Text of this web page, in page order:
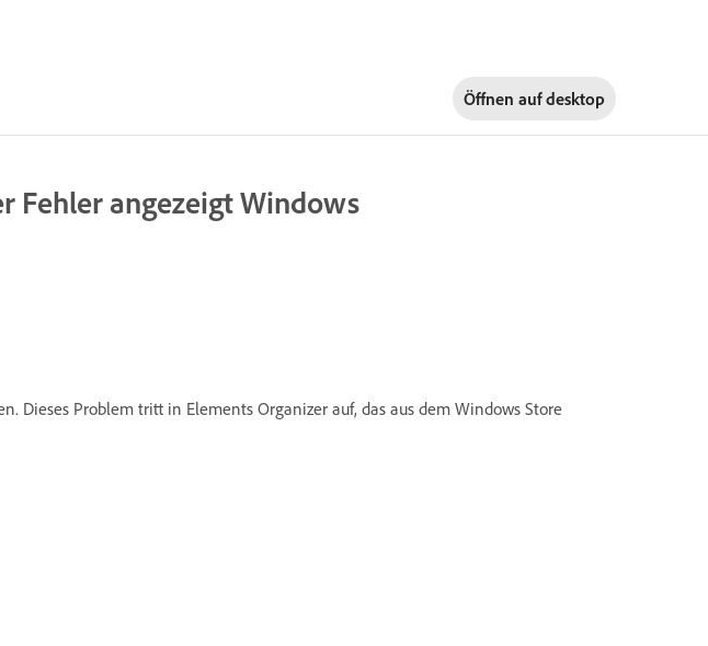
Öffnen aufdesktop
Fehler angezeigt Windows
Dieses Problem tritt in Elements Organizer auf, das aus dem Windows Store